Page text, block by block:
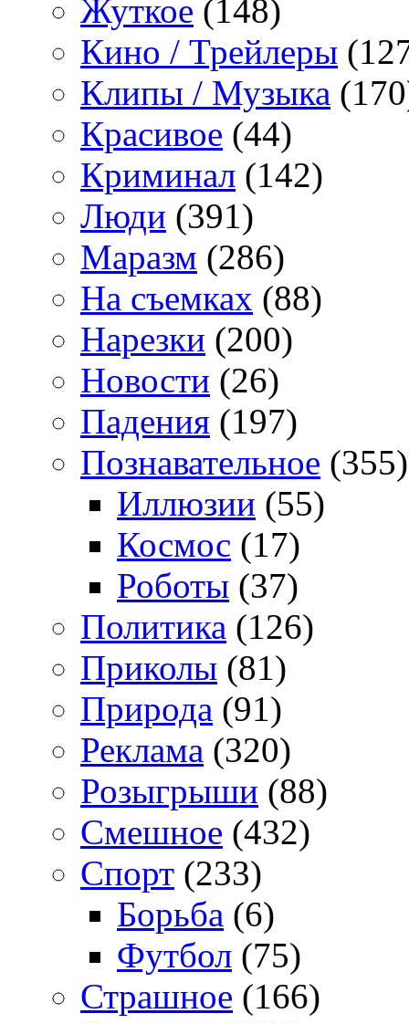
Жуткое (148)
Кино / Трейлеры
Клипы / Музыка
Красивое (44)
Криминал (142)
Люди (391)
Маразм (286)
На съемках (88)
Нарезки (200)
Новости (26)
Падения (197)
Познавательное (355)
Иллюзии (55)
Космос (17)
Роботы (37)
Политика (126)
Приколы (81)
Природа (91)
Реклама (320)
Розыгрыши (88)
Смешное (432)
Спорт (233)
Борьба (6)
Футбол (75)
Страшное (166)